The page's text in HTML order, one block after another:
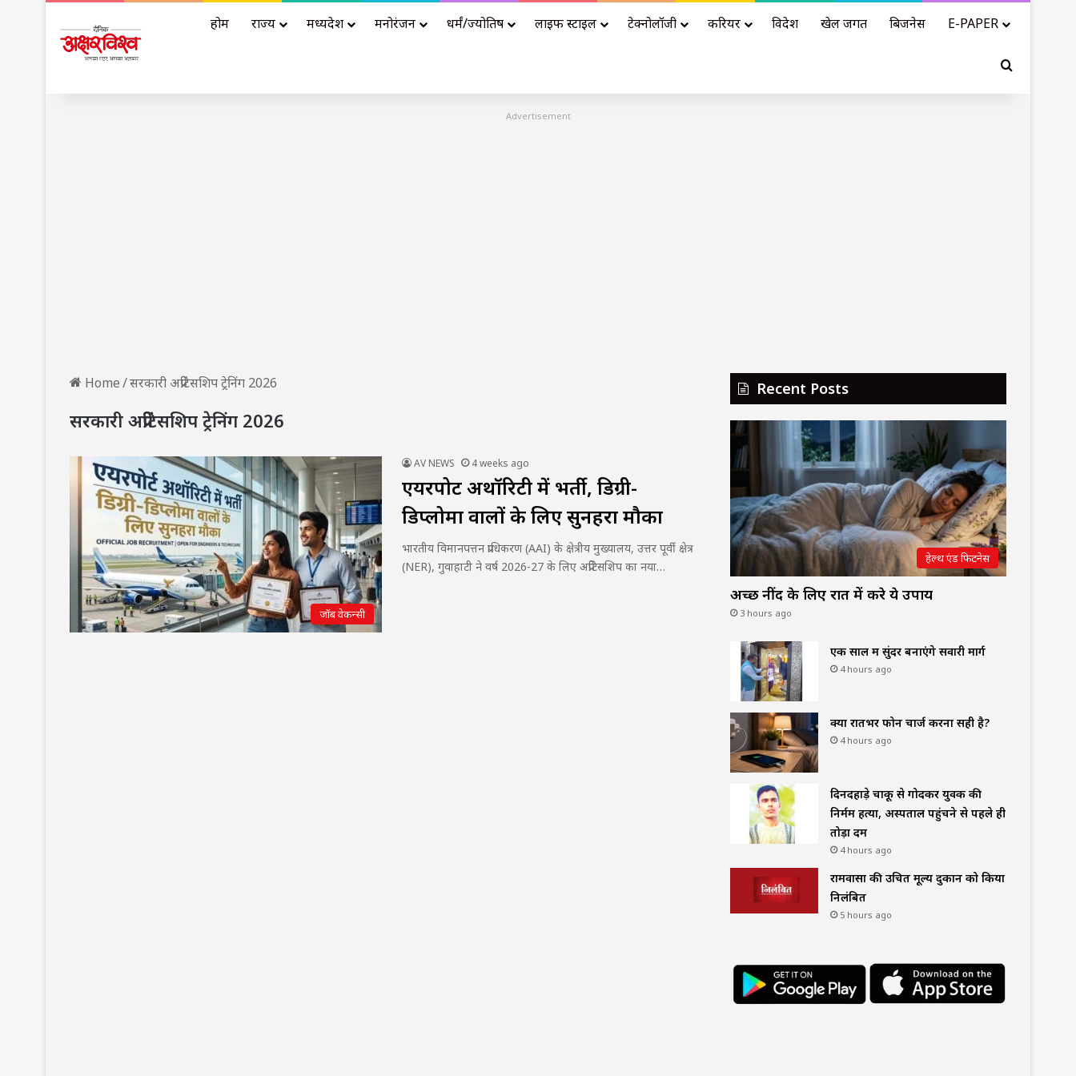
होम राज्य मध्यप्रदेश मनोरंजन धर्मं/ज्योतिष लाइफ स्टाइल टेक्नोलॉजी करियर विदेश खेल जगत बिजनेस E-PAPER
Search for
Advertisement
Home/सरकारी अप्रेंटिसशिप ट्रेनिंग 2026
सरकारी अप्रेंटिसशिप ट्रेनिंग 2026
जॉब वेकन्सी
AV NEWS 4 weeks ago
एयरपोर्ट अथॉरिटी में भर्ती, डिग्री-
डिप्लोमा वालों के लिए सुनहरा मौका
भारतीय विमानपत्तन प्राधिकरण (AAI) के क्षेत्रीय मुख्यालय, उत्तर पूर्वी क्षेत्र
(NER), गुवाहाटी ने वर्ष 2026-27 के लिए अप्रेंटिसशिप का नया…
Recent Posts
हेल्थ एंड फिटनेस
अच्छी नींद के लिए रात में करे ये उपाय
3 hours ago
एक साल में सुंदर बनाएंगे सवारी मार्ग
4 hours ago
क्या रातभर फोन चार्ज करना सही है?
4 hours ago
दिनदहाड़े चाकू से गोदकर युवक की
निर्मम हत्या, अस्पताल पहुंचने से पहले ही
तोड़ा दम
4 hours ago
रामवासा की उचित मूल्य दुकान को किया
निलंबित
5 hours ago